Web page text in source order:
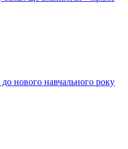
нового навчального року